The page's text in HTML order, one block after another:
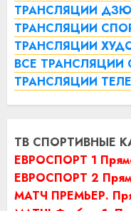
ТРАНСЛЯЦИИ
ТРАНСЛЯЦИИ
ТРАНСЛЯЦИИ
ВСЕ ТРАНСЛЯЦИИ
ТРАНСЛЯЦИИ
ТВ СПОРТИВНЫЕ
ЕВРОСПОРТ 1
ЕВРОСПОРТ 2
МАТЧ ПРЕМЬЕР.